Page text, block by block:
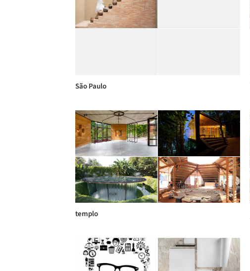
São Paulo
templo